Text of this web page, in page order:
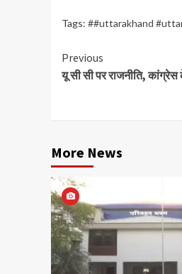
Tags: ##uttarakhand
Continue
Reading
Previous
यू सी सी पर राजनीति,
More News